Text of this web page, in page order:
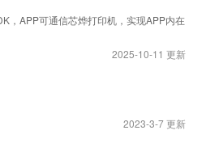
，APP可通信芯烨打印机，实现APP内在
2025-10-11 更新
2023-3-7 更新